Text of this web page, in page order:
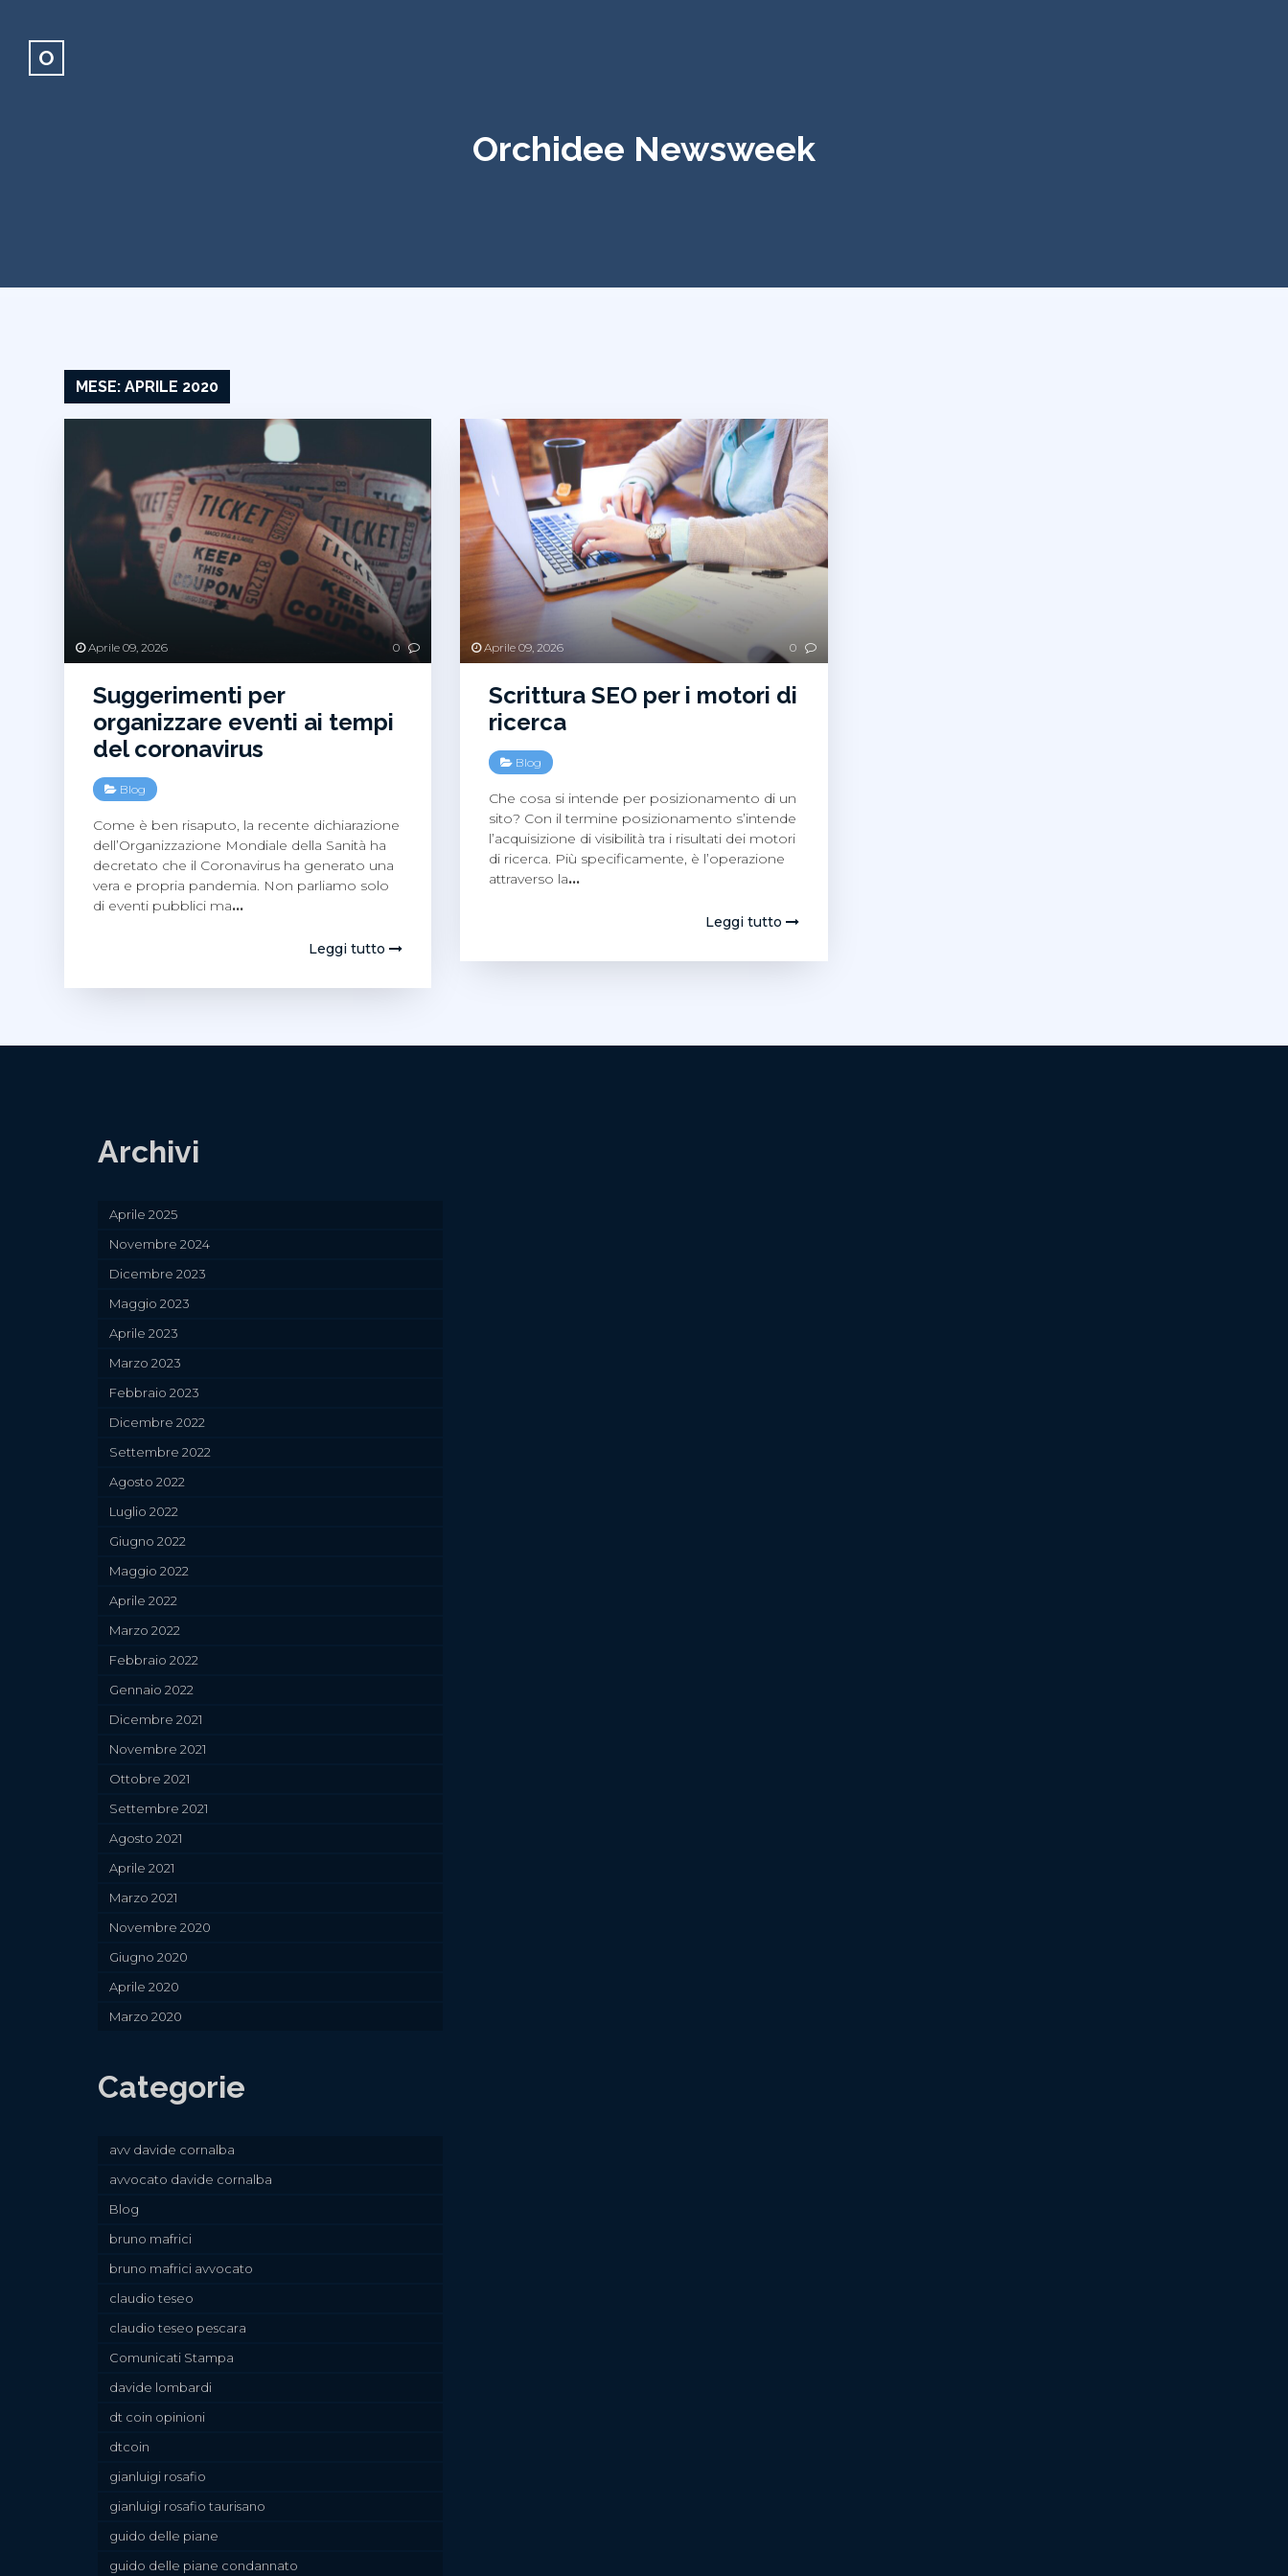
O
Orchidee Newsweek
MESE:APRILE 2020
Aprile 09, 2026 0
Suggerimenti per
organizzare eventi ai tempi
del coronavirus
Blog
Come è ben risaputo, la recente dichiarazione
dell’Organizzazione Mondiale della Sanità ha
decretato che il Coronavirus ha generato una
vera e propria pandemia. Non parliamo solo
di eventi pubblici ma…
Leggi tutto
Aprile 09, 2026 0
Scrittura SEO per i motori di
ricerca
Blog
Che cosa si intende per posizionamento di un
sito? Con il termine posizionamento s’intende
l’acquisizione di visibilità tra i risultati dei motori
di ricerca. Più specificamente, è l’operazione
attraverso la…
Leggi tutto
Archivi
Aprile 2025
Novembre 2024
Dicembre 2023
Maggio 2023
Aprile 2023
Marzo 2023
Febbraio 2023
Dicembre 2022
Settembre 2022
Agosto 2022
Luglio 2022
Giugno 2022
Maggio 2022
Aprile 2022
Marzo 2022
Febbraio 2022
Gennaio 2022
Dicembre 2021
Novembre 2021
Ottobre 2021
Settembre 2021
Agosto 2021
Aprile 2021
Marzo 2021
Novembre 2020
Giugno 2020
Aprile 2020
Marzo 2020
Categorie
avv davide cornalba
avvocato davide cornalba
Blog
bruno mafrici
bruno mafrici avvocato
claudio teseo
claudio teseo pescara
Comunicati Stampa
davide lombardi
dt coin opinioni
dtcoin
gianluigi rosafio
gianluigi rosafio taurisano
guido delle piane
guido delle piane condannato